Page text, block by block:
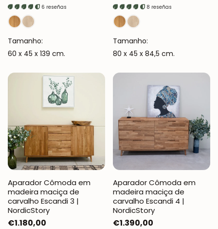
normal
6 reseñas
Tamanho:
60 x 45 x 139 cm.
normal
8 reseñas
Tamanho:
80 x 45 x 84,5 cm.
Aparador Cômoda em
madeira maciça de
carvalho Escandi 3 |
NordicStory
Preço
€1.180,00
Aparador Cômoda em
madeira maciça de
carvalho Escandi 4 |
NordicStory
Preço
€1.390,00